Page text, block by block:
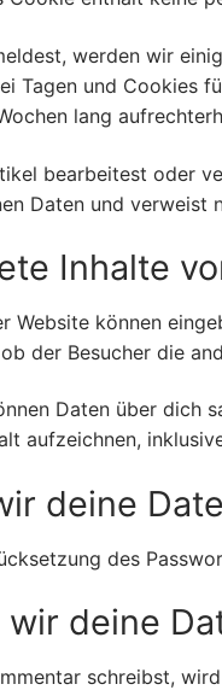
werden wir
Tagen und Cookies
lang
bearbeitest oder
Daten und
Inhalte
Website können
der Besucher die
Daten über dich
aufzeichnen,
deine
des
wir deine
schreibst,